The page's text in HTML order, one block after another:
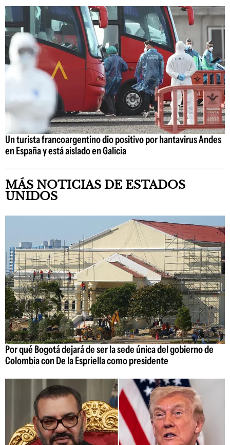
Un turista francoargentino dio positivo por hantavirus Andes
en España y está aislado en Galicia
MÁS NOTICIAS DE ESTADOS
UNIDOS
Por qué Bogotá dejará de ser la sede única del gobierno de
Colombia con De la Espriella como presidente